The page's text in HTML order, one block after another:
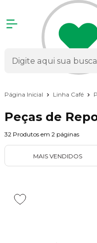
Página Inicial Linha Café
Peças de
32 Produtos em 2 páginas
MAIS VENDIDOS